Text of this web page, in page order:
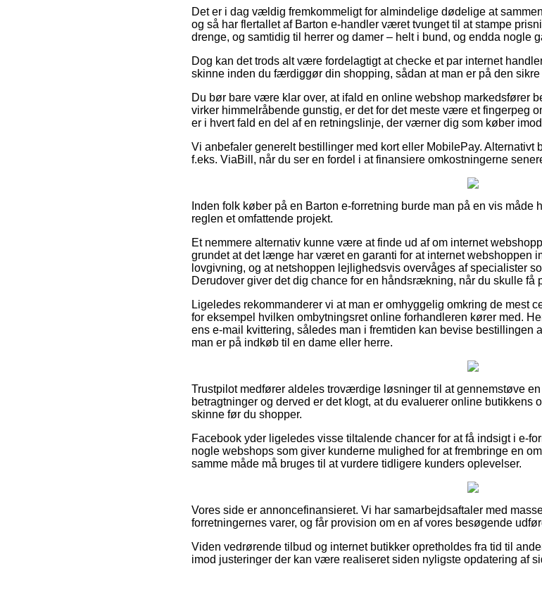
Det er i dag vældig fremkommeligt for almindelige dødelige at
og så har flertallet af Barton e-handler været tvunget til at stampe
drenge, og samtidig til herrer og damer – helt i bund, og endda nogle
Dog kan det trods alt være fordelagtigt at checke et par internet
skinne inden du færdiggør din shopping, sådan at man er på den
Du bør bare være klar over, at ifald en online webshop markedsfører
virker himmelråbende gunstig, er det for det meste være et fingerpeg
er i hvert fald en del af en retningslinje, der værner dig som køber
Vi anbefaler generelt bestillinger med kort eller MobilePay. Alternativt
f.eks. ViaBill, når du ser en fordel i at finansiere omkostningerne
Inden folk køber på en Barton e-forretning burde man på en vis måde
reglen et omfattende projekt.
Et nemmere alternativ kunne være at finde ud af om internet
grundet at det længe har været en garanti for at internet webshoppen
lovgivning, og at netshoppen lejlighedsvis overvåges af specialister
Derudover giver det dig chance for en håndsrækning, når du skulle få
Ligeledes rekommanderer vi at man er omhyggelig omkring de mest
for eksempel hvilken ombytningsret online forhandleren kører med.
ens e-mail kvittering, således man i fremtiden kan bevise bestillingen
man er på indkøb til en dame eller herre.
Trustpilot medfører aldeles troværdige løsninger til at gennemstøve
betragtninger og derved er det klogt, at du evaluerer online butikkens
skinne før du shopper.
Facebook yder ligeledes visse tiltalende chancer for at få indsigt i e-
nogle webshops som giver kunderne mulighed for at frembringe en
samme måde må bruges til at vurdere tidligere kunders oplevelser.
Vores side er annoncefinansieret. Vi har samarbejdsaftaler med
forretningernes varer, og får provision om en af vores besøgende
Viden vedrørende tilbud og internet butikker opretholdes fra tid til
imod justeringer der kan være realiseret siden nyligste opdatering af